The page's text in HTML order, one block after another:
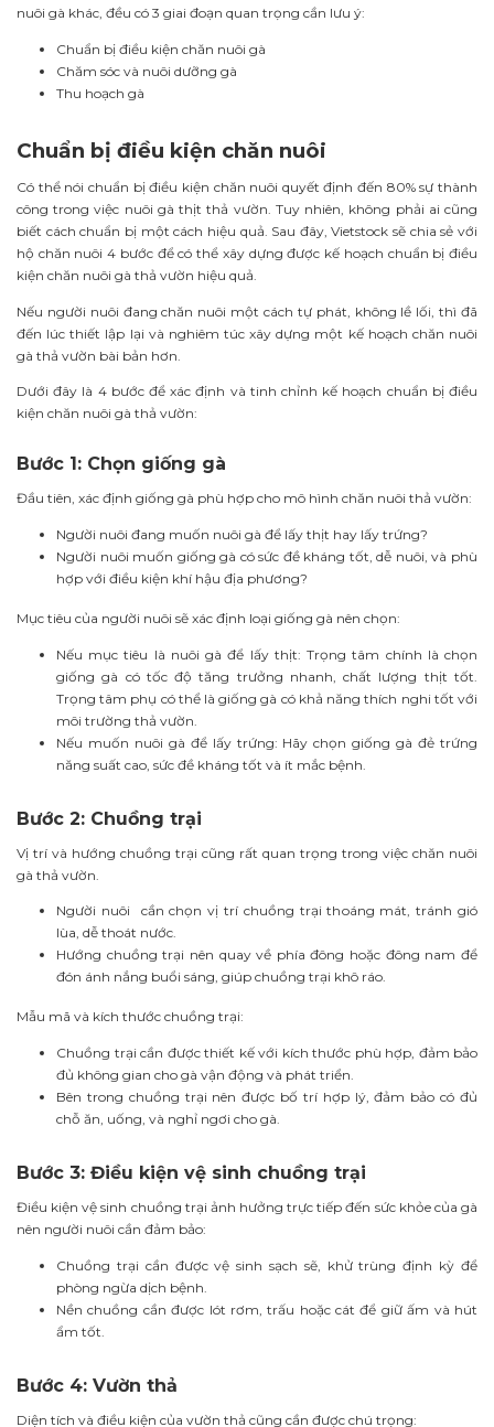
nuôi gà khác, đều có 3 giai đoạn quan trọng cần lưu ý:
Chuẩn bị điều kiện chăn nuôi gà
Chăm sóc và nuôi dưỡng gà
Thu hoạch gà
Chuẩn bị điều kiện chăn nuôi
Có thể nói chuẩn bị điều kiện chăn nuôi quyết định đến 80% sự thành
công trong việc nuôi gà thịt thả vườn. Tuy nhiên, không phải ai cũng
biết cách chuẩn bị một cách hiệu quả. Sau đây, Vietstock sẽ chia sẻ với
hộ chăn nuôi 4 bước để có thể xây dựng được kế hoạch chuẩn bị điều
kiện chăn nuôi gà thả vườn hiệu quả.
Nếu người nuôi đang chăn nuôi một cách tự phát, không lề lối, thì đã
đến lúc thiết lập lại và nghiêm túc xây dựng một kế hoạch chăn nuôi
gà thả vườn bài bản hơn.
Dưới đây là 4 bước để xác định và tinh chỉnh kế hoạch chuẩn bị điều
kiện chăn nuôi gà thả vườn:
Bước 1: Chọn giống gà
Đầu tiên, xác định giống gà phù hợp cho mô hình chăn nuôi thả vườn:
Người nuôi đang muốn nuôi gà để lấy thịt hay lấy trứng?
Người nuôi muốn giống gà có sức đề kháng tốt, dễ nuôi, và phù
hợp với điều kiện khí hậu địa phương?
Mục tiêu của người nuôi sẽ xác định loại giống gà nên chọn:
Nếu mục tiêu là nuôi gà để lấy thịt: Trọng tâm chính là chọn
giống gà có tốc độ tăng trưởng nhanh, chất lượng thịt tốt.
Trọng tâm phụ có thể là giống gà có khả năng thích nghi tốt với
môi trường thả vườn.
Nếu muốn nuôi gà để lấy trứng: Hãy chọn giống gà đẻ trứng
năng suất cao, sức đề kháng tốt và ít mắc bệnh.
Bước 2: Chuồng trại
Vị trí và hướng chuồng trại cũng rất quan trọng trong việc chăn nuôi
gà thả vườn.
Người nuôi cần chọn vị trí chuồng trại thoáng mát, tránh gió
lùa, dễ thoát nước.
Hướng chuồng trại nên quay về phía đông hoặc đông nam để
đón ánh nắng buổi sáng, giúp chuồng trại khô ráo.
Mẫu mã và kích thước chuồng trại:
Chuồng trại cần được thiết kế với kích thước phù hợp, đảm bảo
đủ không gian cho gà vận động và phát triển.
Bên trong chuồng trại nên được bố trí hợp lý, đảm bảo có đủ
chỗ ăn, uống, và nghỉ ngơi cho gà.
Bước 3: Điều kiện vệ sinh chuồng trại
Điều kiện vệ sinh chuồng trại ảnh hưởng trực tiếp đến sức khỏe của gà
nên người nuôi cần đảm bảo:
Chuồng trại cần được vệ sinh sạch sẽ, khử trùng định kỳ để
phòng ngừa dịch bệnh.
Nền chuồng cần được lót rơm, trấu hoặc cát để giữ ấm và hút
ẩm tốt.
Bước 4: Vườn thả
Diện tích và điều kiện của vườn thả cũng cần được chú trọng: